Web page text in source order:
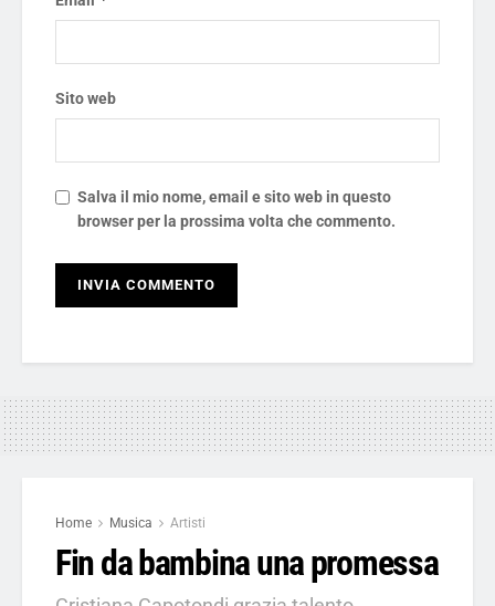
Sito web
Salva il mio nome, email e sito web in questo
browser per la prossima volta che commento.
Home Musica Artisti
Fin da bambina una promessa